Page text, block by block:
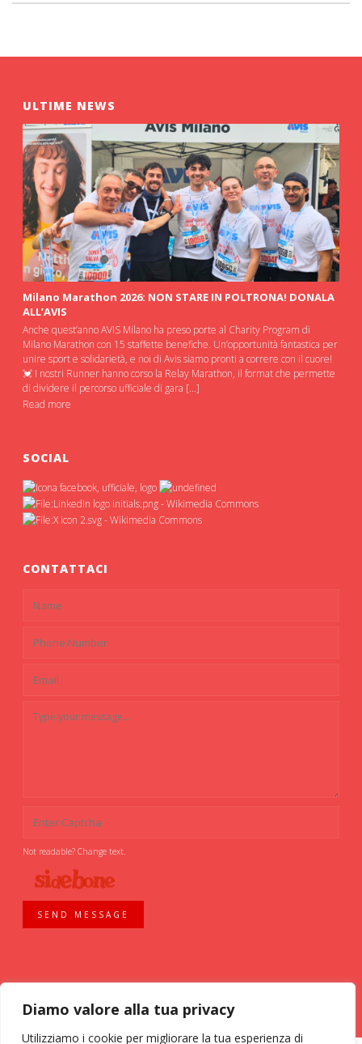
Diamo valore alla tua privacy
Utilizziamo i cookie per migliorare la tua esperienza di
ULTIME NEWS
Milano Marathon 2026: NON STARE IN POLTRONA! DONALA
ALL’AVIS
Anche quest’anno AVIS Milano ha preso porte al Charity Program di
Milano Marathon con 15 staffette benefiche. Un’opportunità fantastica per
unire sport e solidarietà, e noi di Avis siamo pronti a correre con il cuore!
💓 I nostri Runner hanno corso la Relay Marathon, il format che permette
di dividere il percorso ufficiale di gara […]
Read more
SOCIAL
CONTATTACI
Not readable? Change text.
SEND MESSAGE